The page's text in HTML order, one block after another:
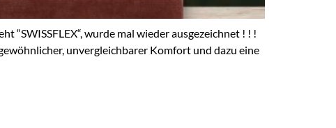
wurde mal wieder ausgezeichnet ! ! !
unvergleichbarer Komfort und dazu eine